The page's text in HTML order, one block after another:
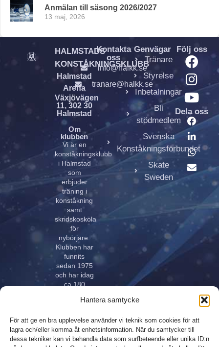
Hantera samtycke
För att ge en bra upplevelse använder vi teknik som cookies för att
lagra och/eller komma åt enhetsinformation. När du samtycker till
dessa tekniker kan vi behandla data som surfbeteende eller unika ID:n
Anmälan till säsong 2026/2027
13 maj, 2026
HALMSTADS
KONSTÅKNINGSKLUBB
Halmstad
Arena
Växjövägen
11, 302 30
Halmstad
Om
klubben
Vi är en
konståkningsklubb
i Halmstad
som
erbjuder
träning i
konståkning
samt
skridskoskola
för
nybörjare.
Klubben har
funnits
sedan 1975
och har idag
ca 180
i alla åldrar.
innehar
elitlicens.
Kontakta
oss
info@halkk.se
tranare@halkk.se
Genvägar
Tränare
Styrelse
Inbetalningar
Bli
stödmedlem
Svenska
Konståkningsförbundet
Skate
Sweden
Följ oss
Dela oss